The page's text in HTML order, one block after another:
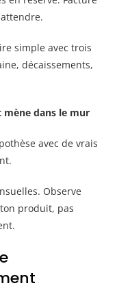
simple avec trois
décaissements,
mène dans le mur
avec de vrais
Observe
produit, pas